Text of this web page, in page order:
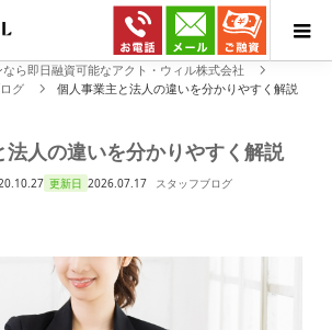
ら即日融資可能なアクト・ウィル株式会社
グ 個人事業主と法人の違いを分かりやすく解説
法人の違いを分かりやすく解説
更新日 2026.07.17 スタッフブログ